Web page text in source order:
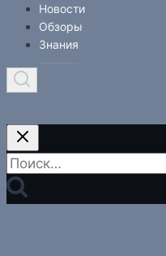
Новости
Обзоры
Знания
Найти: